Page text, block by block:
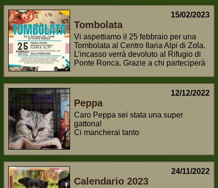
15/02/2023
Tombolata
Vi aspettiamo il 25 febbraio per una
Tombolata al Centro Ilaria Alpi di Zola.
L’incasso verrà devoluto al Rifugio di
Ponte Ronca. Grazie a chi parteciperà
12/12/2022
Peppa
Caro Peppa sei stata una super
gattona!
Ci mancherai tanto
24/11/2022
Calendario 2023